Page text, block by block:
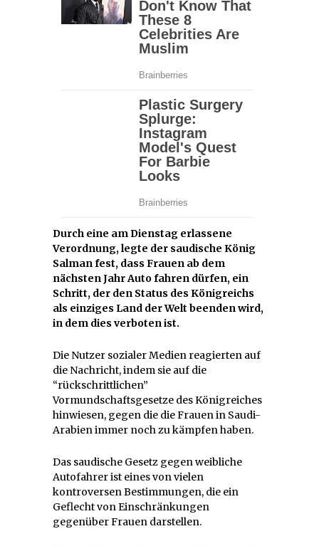
Durch eine am Dienstag erlassene
Verordnung, legte der saudische König
Salman fest, dass Frauen ab dem
nächsten Jahr Auto fahren dürfen, ein
Schritt, der den Status des Königreichs
als einziges Land der Welt beenden wird,
in dem dies verboten ist.
Die Nutzer sozialer Medien reagierten auf
die Nachricht, indem sie auf die
“rückschrittlichen”
Vormundschaftsgesetze des Königreiches
hinwiesen, gegen die die Frauen in Saudi-
Arabien immer noch zu kämpfen haben.
Das saudische Gesetz gegen weibliche
Autofahrer ist eines von vielen
kontroversen Bestimmungen, die ein
Geflecht von Einschränkungen
gegenüber Frauen darstellen.